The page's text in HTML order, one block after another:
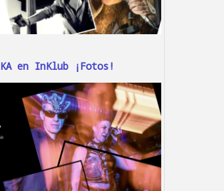
en InKlub ¡Fotos!